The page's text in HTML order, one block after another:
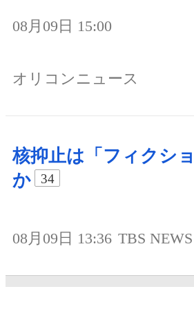
08月09日 15:00
オリコンニュース
核抑止は「フィクショ
か
34
08月09日 13:36 TBS